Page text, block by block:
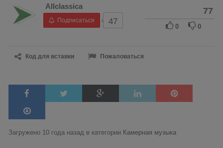
Allclassica
Подписаться 47
77
0 0
Код для вставки Пожаловаться
Загружено 10 года назад в категории Камерная музыка